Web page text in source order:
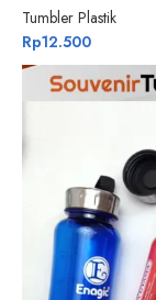
Tumbler Plastik
Rp12.500